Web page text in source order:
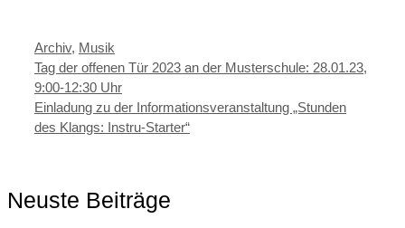
Kategorien
Archiv, Musik
Tag der offenen Tür 2023 an der Musterschule: 28.01.23,
9:00-12:30 Uhr
Einladung zu der Informationsveranstaltung „Stunden
des Klangs: Instru-Starter“
Neuste Beiträge